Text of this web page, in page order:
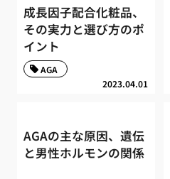
成長因子配合化粧品、
その実力と選び方のポ
イント
2023.04.01
AGA
AGAの主な原因、遺伝
と男性ホルモンの関係